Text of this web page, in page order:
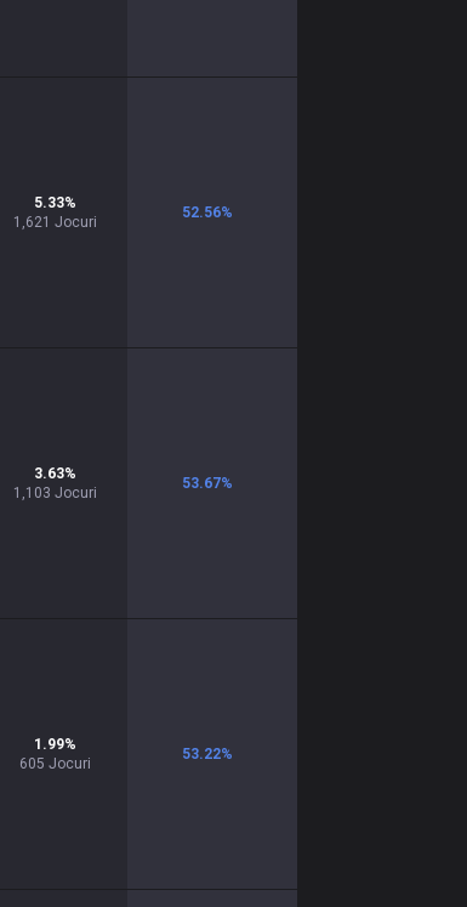
5.33%
1,621 Jocuri
52.56%
3.63%
1,103 Jocuri
53.67%
1.99%
605 Jocuri
53.22%